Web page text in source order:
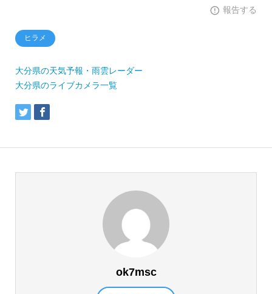
報告する
ヒラメ
大分県の天気予報・雨雲レーダー
大分県のライブカメラ一覧
ok7msc